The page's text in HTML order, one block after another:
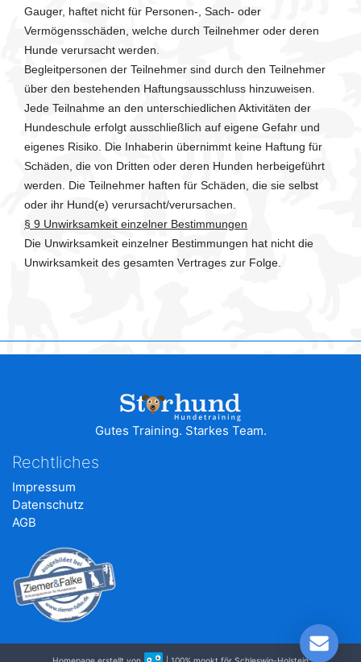
Gauger, haftet nicht für Personen-, Sach- oder
Vermögensschäden, welche durch Teilnehmer oder deren
Hunde verursacht werden.
Begleitpersonen der Teilnehmer sind durch den Teilnehmer
über den bestehenden Haftungsausschluss hinzuweisen.
Jede Teilnahme an den unterschiedlichen Aktivitäten der
Hundeschule erfolgt ausschließlich auf eigene Gefahr und
eigenes Risiko. Die Inhaberin übernimmt keine Haftung für
Schäden, die von Dritten oder deren Hunden herbeigeführt
werden. Die Teilnehmer haften für Schäden, die sie selbst
oder ihr Hund(e) verursacht/verursachen.
§ 9 Unwirksamkeit einzelner Bestimmungen
Die Unwirksamkeit einzelner Bestimmungen hat nicht die
Unwirksamkeit des gesamten Vertrages zur Folge.
Gutes Training. Starkes Team.
Rechtliches
Impressum
Datenschutz
AGB